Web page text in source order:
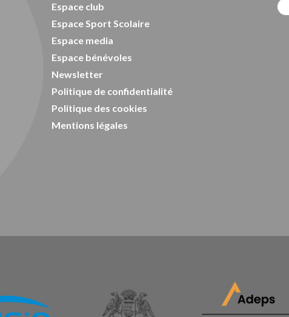
Espace club
Espace Sport Scolaire
Espace media
Espace bénévoles
Newsletter
Politique de confidentialité
Politique des cookies
Mentions légales